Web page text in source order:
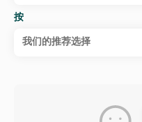
按
我们的推荐选择